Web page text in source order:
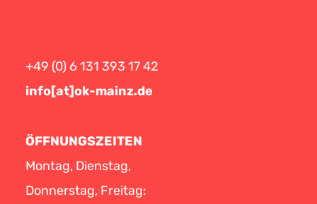
+49 (0) 6 131 393 17 42
info[at]ok-mainz.de
ÖFFNUNGSZEITEN
Montag, Dienstag,
Donnerstag, Freitag: